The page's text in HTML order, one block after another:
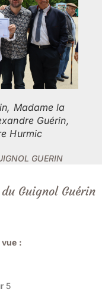
Madame la
Guérin,
Hurmic
GUERIN
Guignol Guérin
:
5